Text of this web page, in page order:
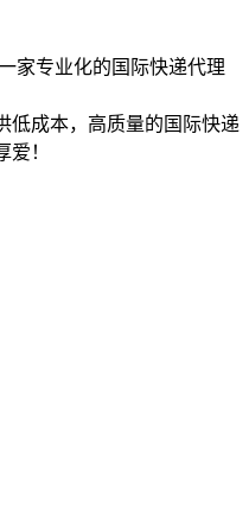
家专业化的国际快递代理
低成本，高质量的国际快递
！